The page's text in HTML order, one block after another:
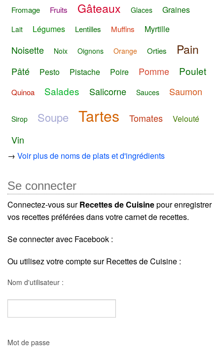
Fromage Fruits Gâteaux Glaces Graines
Lait Légumes Lentilles Muffins Myrtille
Noisette Noix Oignons Orange Orties Pain
Pâté Pesto Pistache Poire Pomme Poulet
Quinoa Salades Salicorne Sauces Saumon
Sirop Soupe Tartes Tomates Velouté
Vin
→ Voir plus de noms de plats et d'ingrédients
Se connecter
Connectez-vous surRecettes de Cuisinepour enregistrer
vos recettes préférées dans votre carnet de recettes.
Se connecter avec Facebook :
Ou utilisez votre compte sur Recettes de Cuisine :
Nom d'utilisateur :
Mot de passe